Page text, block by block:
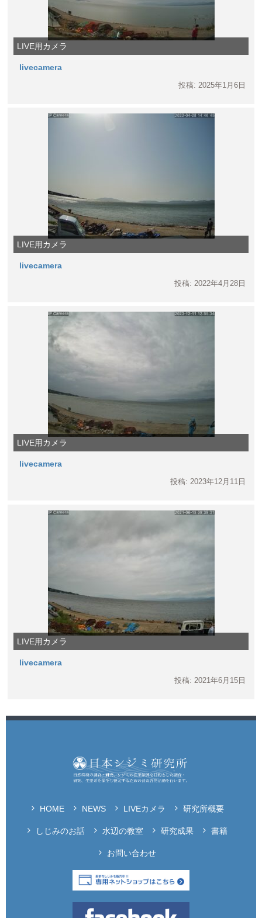
LIVE用カメラ
livecamera
投稿: 2025年1月6日
LIVE用カメラ
livecamera
投稿: 2022年4月28日
LIVE用カメラ
livecamera
投稿: 2023年12月11日
LIVE用カメラ
livecamera
投稿: 2021年6月15日
HOME NEWS LIVEカメラ 研究所概要
しじみのお話 水辺の教室 研究成果 書籍
お問い合わせ